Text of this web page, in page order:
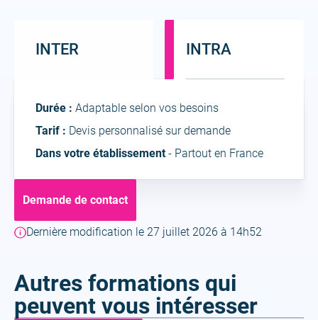
INTER INTRA
IntraDurée : Adaptable selon vos besoins
Tarif : Devis personnalisé sur demande
Dans votre établissement- Partout en France
Demande de contact
Dernière modification le 27 juillet 2026 à 14h52
Autres formations qui
peuvent vous intéresser